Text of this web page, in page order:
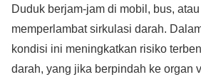
Duduk berjam-jam di mobil, bus,
memperlambat sirkulasi darah.
kondisi ini meningkatkan risiko
darah, yang jika berpindah ke organ